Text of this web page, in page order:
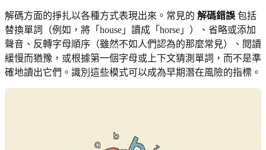
解碼方面的掙扎以各種方式表現出來。常見的 解碼錯誤 包括
替換單詞（例如，將「house」讀成「horse」）、省略或添加
聲音、反轉字母順序（雖然不如人們認為的那麼常見）、閱讀
緩慢而猶豫，或根據第一個字母或上下文猜測單詞，而不是準
確地讀出它們。識別這些模式可以成為早期潛在風險的指標。